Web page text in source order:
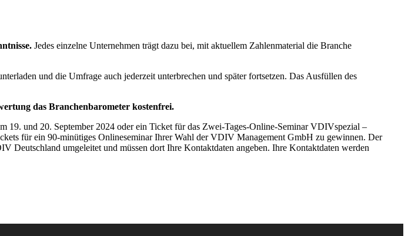
Jedes einzelne Unternehmen trägt dazu bei, mit aktuellem Zahlenmaterial die Branche
und die Umfrage auch jederzeit unterbrechen und später fortsetzen. Das Ausfüllen des
das Branchenbarometer kostenfrei.
19. und 20. September 2024 oder ein Ticket für das Zwei-Tages-Online-Seminar VDIVspezial –
für ein 90-minütiges Onlineseminar Ihrer Wahl der VDIV Management GmbH zu gewinnen. Der
Deutschland umgeleitet und müssen dort Ihre Kontaktdaten angeben. Ihre Kontaktdaten werden